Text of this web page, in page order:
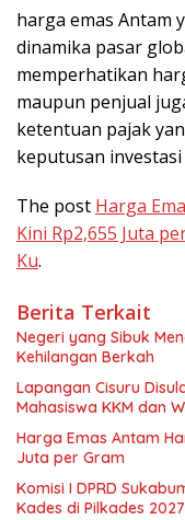
harga emas Antam
dinamika pasar
memperhatikan
maupun penjual
ketentuan pajak
keputusan investasi
The post Harga
Kini Rp2,655 Juta
Ku.
Berita Terkait
Negeri yang Sibuk
Kehilangan Berkah
Lapangan Cisuru
Mahasiswa KKM dan
Harga Emas Antam
Juta per Gram
Komisi I DPRD
Kades di Pilkades 2027